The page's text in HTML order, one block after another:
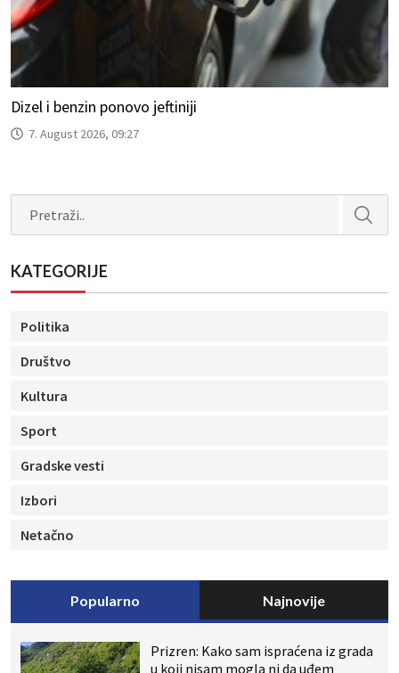
Dizel i benzin ponovo jeftiniji
7. August 2026, 09:27
KATEGORIJE
Politika
Društvo
Kultura
Sport
Gradske vesti
Izbori
Netačno
Popularno Najnovije
Prizren: Kako sam ispraćena iz grada
u koji nisam mogla ni da uđem